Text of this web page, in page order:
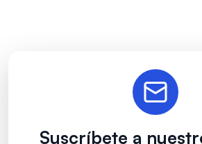
Suscríbete a